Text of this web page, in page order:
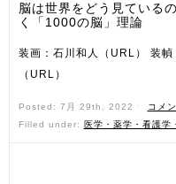
脳は世界をどう見ている
く「1000の脳」理論
装画：石川和人（URL） 装幀
（URL）
Posted: 7月 29th, 2022 ˑ
コメ
Filled under:
医学・薬学・看護学